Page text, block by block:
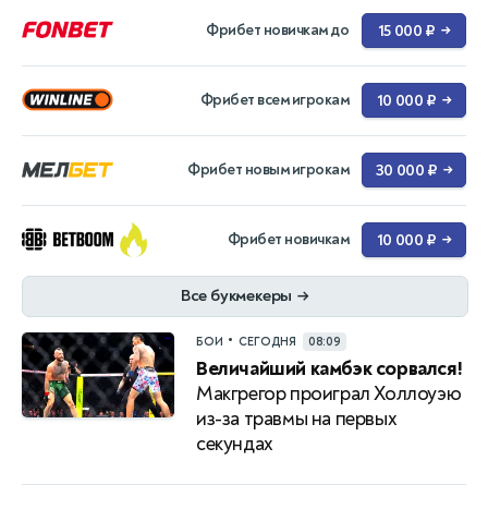
Фрибет новичкам до 15 000 ₽ →
Фрибет всем игрокам 10 000 ₽ →
Фрибет новым игрокам 30 000 ₽ →
Фрибет новичкам 10 000 ₽ →
Все букмекеры →
БОИ • СЕГОДНЯ 08:09
Величайший камбэк сорвался!
Макгрегор проиграл Холлоуэю
из-за травмы на первых
секундах